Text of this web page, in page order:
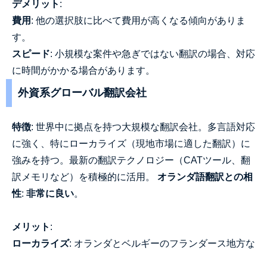
デメリット :
費用 : 他の選択肢に比べて費用が高くなる傾向がありま
す。
スピード: 小規模な案件や急ぎではない翻訳の場合、対応
に時間がかかる場合があります。
外資系グローバル翻訳会社
特徴: 世界中に拠点を持つ大規模な翻訳会社。多言語対応
に強く、特にローカライズ（現地市場に適した翻訳）に
強みを持つ。最新の翻訳テクノロジー（CATツール、翻
訳メモリなど）を積極的に活用。 オランダ語翻訳との相
性: 非常に良い。
メリット :
ローカライズ: オランダとベルギーのフランダース地方な